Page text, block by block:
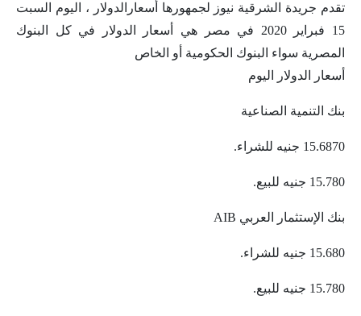
تقدم جريدة الشرقية نيوز لجمهورها أسعارالدولار ، اليوم السبت
15 فبراير 2020 في مصر هي أسعار الدولار في كل البنوك
المصرية سواء البنوك الحكومية أو الخاص
أسعار الدولار اليوم
بنك التنمية الصناعية
15.6870 جنيه للشراء.
15.780 جنيه للبيع.
بنك الإستثمار العربي AIB
15.680 جنيه للشراء.
15.780 جنيه للبيع.